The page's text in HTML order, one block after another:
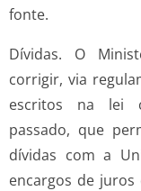
fonte.
Dívidas. O
corrigir, via
escritos na lei
passado, que
dívidas com a
encargos de